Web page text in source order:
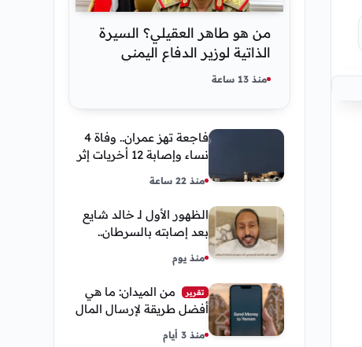
من هو طاهر العقيلي؟ السيرة
الذاتية لوزير الدفاع اليمني
الجديد وأبرز مناصبه
منذ 13 ساعة
فاجعة تهز عمران.. وفاة 4
نساء وإصابة 12 أخريات إثر
اجتماعية
منذ 22 ساعة
الظهور الأول لـ خالد شايع
بعد إصابته بالسرطان..
رحلة العلاج
منذ يوم
تقرير
من الميدان: ما هي
أفضل طريقة لإرسال المال
إلى اليمن من السعودية
وأمريكا
منذ 3 أيام